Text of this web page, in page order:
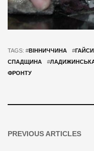
TAGS: #ВІННИЧЧИНА #
СПАДЩИНА
#
ФРОНТУ
PREVIOUS ARTICLES